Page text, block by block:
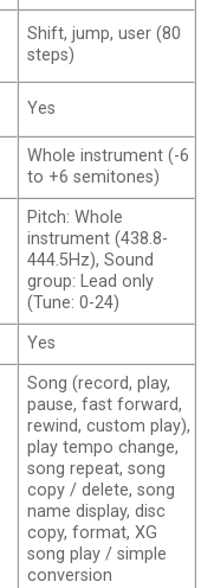
Shift, jump, user (80
steps)
Yes
Whole instrument (-6
to +6 semitones)
Pitch: Whole
instrument (438.8-
444.5Hz), Sound
group: Lead only
(Tune: 0-24)
Yes
Song (record, play,
pause, fast forward,
rewind, custom play),
play tempo change,
song repeat, song
copy / delete, song
name display, disc
copy, format, XG
song play / simple
conversion